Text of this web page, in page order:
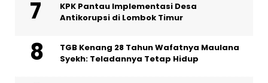
KPK Pantau Implementasi Desa
Antikorupsi di Lombok Timur
TGB Kenang 28 Tahun Wafatnya Maulana
Syekh: Teladannya Tetap Hidup